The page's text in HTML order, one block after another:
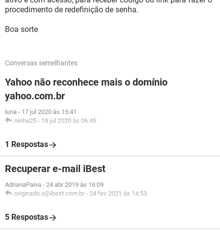
procedimento de redefinição de senha.
Boa sorte
Conversas semelhantes
Yahoo não reconhece mais o domínio
yahoo.com.br
luna - 17 jul 2020 às 15:41
ninha25 - 18 jul 2020 às 06:45
1 Respostas
Recuperar e-mail iBest
AdrianaPaiva - 24 abr 2019 às 16:09
originado.x@ibest.com.br - 24 fev 2021 às 14:53
5 Respostas